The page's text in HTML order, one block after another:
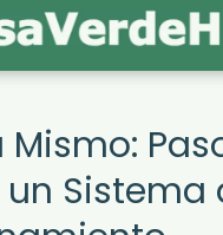
Mismo:
Sistema